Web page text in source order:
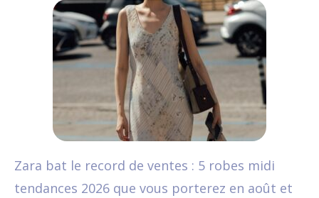
Zara bat le record de ventes : 5 robes midi
tendances 2026 que vous porterez en août et